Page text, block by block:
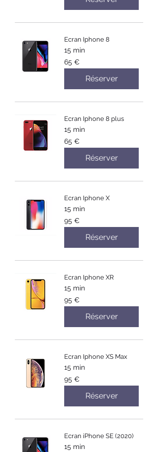
Ecran Iphone 8
15 min
65
euros
65 €
Réserver
Ecran Iphone 8 plus
15 min
65
euros
65 €
Réserver
Ecran Iphone X
15 min
euros
95 €
Réserver
Ecran Iphone XR
15 min
euros
95 €
Réserver
Ecran Iphone XS Max
15 min
euros
95 €
Réserver
Ecran iPhone SE (2020)
15 min